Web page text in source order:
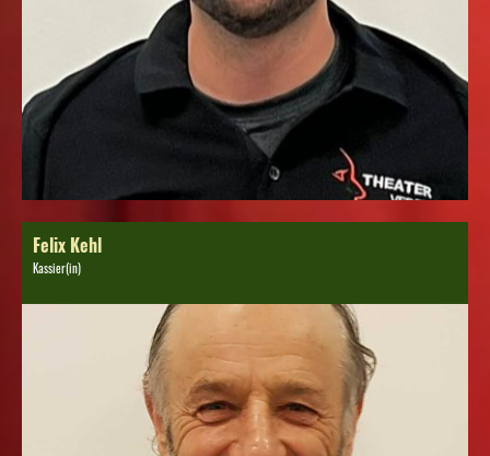
Felix Kehl
Kassier(in)